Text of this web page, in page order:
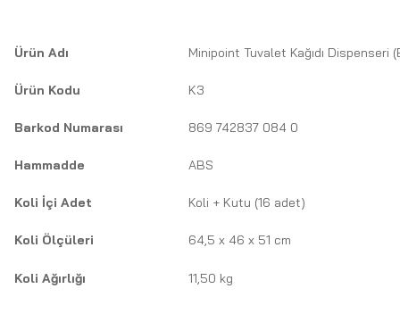
Ürün Adı Minipoint Tuvalet Kağıdı Dispenseri
Ürün Kodu K3
Barkod Numarası 869 742837 084 0
Hammadde ABS
Koli İçi Adet Koli + Kutu (16 adet)
Koli Ölçüleri 64,5 x 46 x 51 cm
Koli Ağırlığı 11,50 kg